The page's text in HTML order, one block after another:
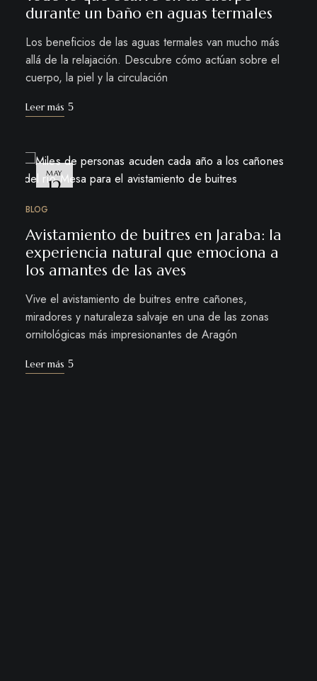
durante un baño en aguas termales
Los beneficios de las aguas termales van mucho más
allá de la relajación. Descubre cómo actúan sobre el
cuerpo, la piel y la circulación
Leer más
MAY
12
BLOG
Avistamiento de buitres en Jaraba: la
experiencia natural que emociona a
los amantes de las aves
Vive el avistamiento de buitres entre cañones,
miradores y naturaleza salvaje en una de las zonas
ornitológicas más impresionantes de Aragón
Leer más